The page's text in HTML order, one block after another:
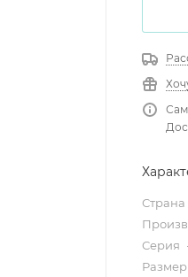
Страна
Серия